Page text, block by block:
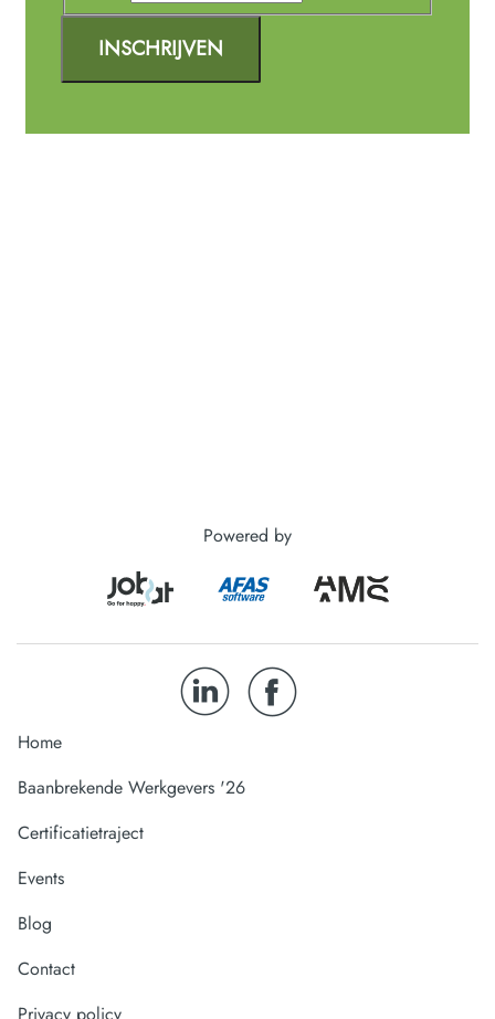
Powered by
Home
Baanbrekende Werkgevers '26
Certificatietraject
Events
Blog
Contact